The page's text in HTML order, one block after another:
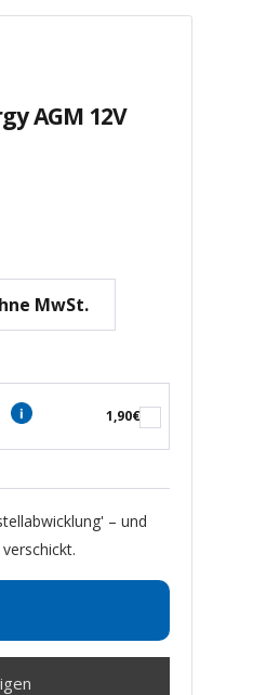
AGM 12V
MwSt.
1,90€
– und